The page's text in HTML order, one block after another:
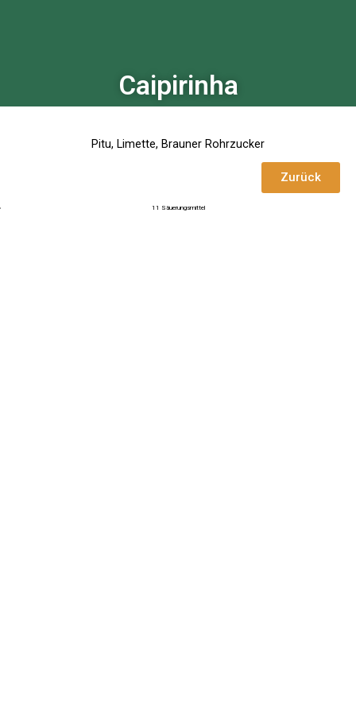
Caipirinha
Pitu, Limette, Brauner Rohrzucker
Zurück
11 Säuerungsmittel